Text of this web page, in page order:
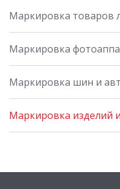
Маркировка товаров
Маркировка
Маркировка шин и
Маркировка изделий